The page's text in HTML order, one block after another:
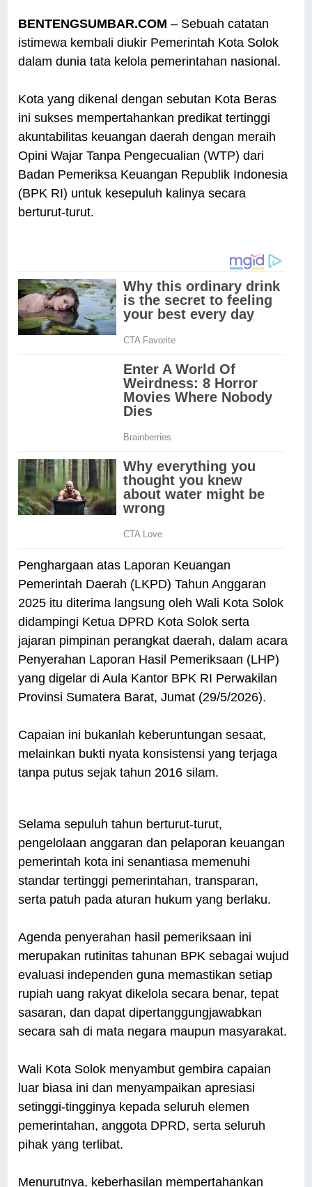
BENTENGSUMBAR.COM – Sebuah catatan
istimewa kembali diukir Pemerintah Kota Solok
dalam dunia tata kelola pemerintahan nasional.
Kota yang dikenal dengan sebutan Kota Beras
ini sukses mempertahankan predikat tertinggi
akuntabilitas keuangan daerah dengan meraih
Opini Wajar Tanpa Pengecualian (WTP) dari
Badan Pemeriksa Keuangan Republik Indonesia
(BPK RI) untuk kesepuluh kalinya secara
berturut-turut.
Penghargaan atas Laporan Keuangan
Pemerintah Daerah (LKPD) Tahun Anggaran
2025 itu diterima langsung oleh Wali Kota Solok
didampingi Ketua DPRD Kota Solok serta
jajaran pimpinan perangkat daerah, dalam acara
Penyerahan Laporan Hasil Pemeriksaan (LHP)
yang digelar di Aula Kantor BPK RI Perwakilan
Provinsi Sumatera Barat, Jumat (29/5/2026).
Capaian ini bukanlah keberuntungan sesaat,
melainkan bukti nyata konsistensi yang terjaga
tanpa putus sejak tahun 2016 silam.
Selama sepuluh tahun berturut-turut,
pengelolaan anggaran dan pelaporan keuangan
pemerintah kota ini senantiasa memenuhi
standar tertinggi pemerintahan, transparan,
serta patuh pada aturan hukum yang berlaku.
Agenda penyerahan hasil pemeriksaan ini
merupakan rutinitas tahunan BPK sebagai wujud
evaluasi independen guna memastikan setiap
rupiah uang rakyat dikelola secara benar, tepat
sasaran, dan dapat dipertanggungjawabkan
secara sah di mata negara maupun masyarakat.
Wali Kota Solok menyambut gembira capaian
luar biasa ini dan menyampaikan apresiasi
setinggi-tingginya kepada seluruh elemen
pemerintahan, anggota DPRD, serta seluruh
pihak yang terlibat.
Menurutnya, keberhasilan mempertahankan